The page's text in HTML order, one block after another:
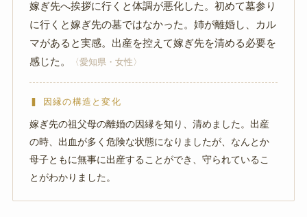
嫁ぎ先へ挨拶に行くと体調が悪化した。初めて墓参り
に行くと嫁ぎ先の墓ではなかった。姉が離婚し、カル
マがあると実感。出産を控えて嫁ぎ先を清める必要を
感じた。
〈愛知県・女性〉
▍ 因縁の構造と変化
嫁ぎ先の祖父母の離婚の因縁を知り、清めました。出産
の時、出血が多く危険な状態になりましたが、なんとか
母子ともに無事に出産することができ、守られているこ
とがわかりました。